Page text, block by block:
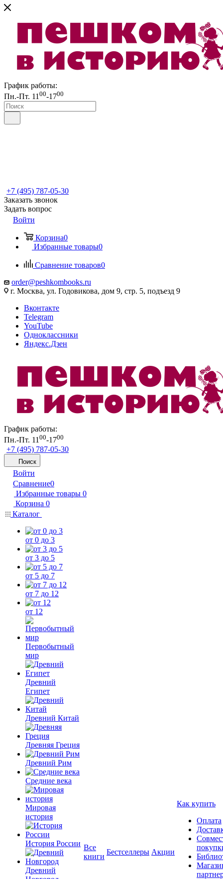
График работы:
Пн.-Пт. 11 00-1700
+7 (495) 787-05-30
Заказать звонок
Задать вопрос
Войти
Корзина0
Избранные товары0
Сравнение товаров0
order@peshkombooks.ru
г. Москва, ул. Годовикова, дом 9, стр. 5, подъезд 9
Вконтакте
Telegram
YouTube
Одноклассники
Яндекс.Дзен
График работы:
Пн.-Пт. 1100-1700
+7 (495) 787-05-30
Поиск
Войти
Сравнение0
Избранные товары 0
Корзина 0
Каталог
от 0 до 3
от 3 до 5
от 5 до 7
от 7 до 12
от 12
Первобытный
мир
Древний
Египет
Древний Китай
Древняя Греция
Древний Рим
Средние века
Мировая
история
История России
Древний
Все
книги
Бестселлеры Акции
Как купить
Оплата